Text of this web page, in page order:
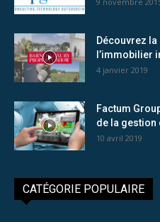
Découvrez
l’immobilier
4 janvier 2019
Factum
de la gestion
10 avril 2019
CATÉGORIE POPULAIRE